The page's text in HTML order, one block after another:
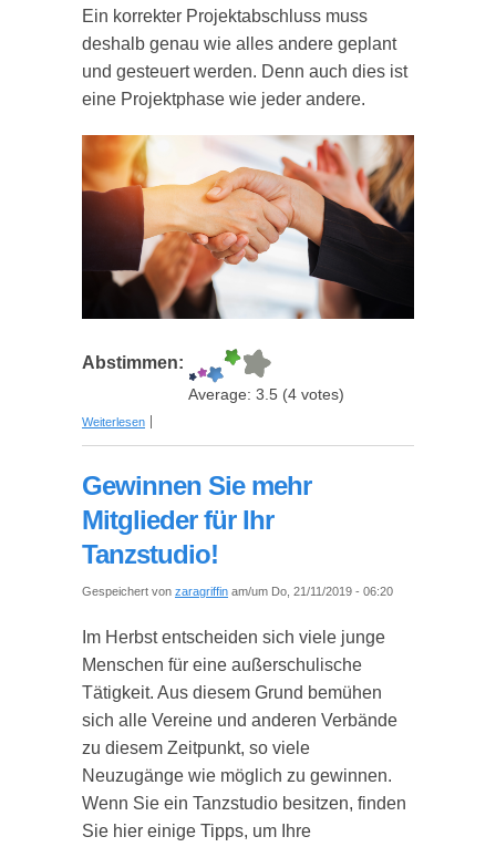
Ein korrekter Projektabschluss muss
deshalb genau wie alles andere geplant
und gesteuert werden. Denn auch dies ist
eine Projektphase wie jeder andere.
Abstimmen:
Average: 3.5 (4 votes)
Weiterlesen über Wie man Projekte korrekt abschließt und
Gewinnen Sie mehr
Mitglieder für Ihr
Tanzstudio!
Gespeichert von zaragriffin am/um Do, 21/11/2019 - 06:20
Im Herbst entscheiden sich viele junge
Menschen für eine außerschulische
Tätigkeit. Aus diesem Grund bemühen
sich alle Vereine und anderen Verbände
zu diesem Zeitpunkt, so viele
Neuzugänge wie möglich zu gewinnen.
Wenn Sie ein Tanzstudio besitzen, finden
Sie hier einige Tipps, um Ihre